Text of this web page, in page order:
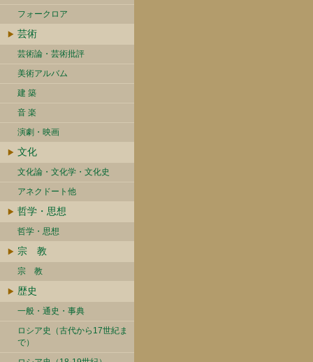
フォークロア
芸術
芸術論・芸術批評
美術アルバム
建 築
音 楽
演劇・映画
文化
文化論・文化学・文化史
アネクドート他
哲学・思想
哲学・思想
宗 教
宗 教
歴史
一般・通史・事典
ロシア史（古代から17世紀ま
で）